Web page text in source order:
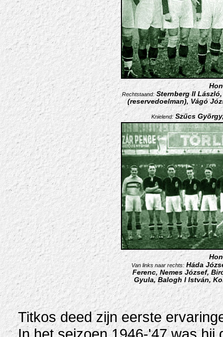
Rechtstaand:Sternberg II
(reservedoelman), Vágó
Knielend:Szűcs
Van links naar rechts:Háda
Ferenc, Nemes József,
Gyula, Balogh I István,
Titkos deed zijn eerste